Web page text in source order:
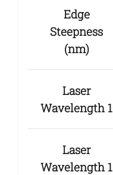
Edge
Steepness
(nm)
Laser
Wavelength 1
Laser
Wavelength 1